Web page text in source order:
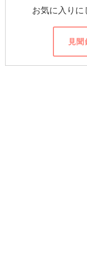
お気に入りに
見